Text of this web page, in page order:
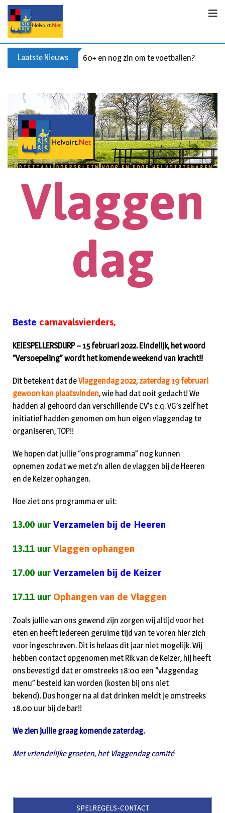
Laatste Nieuws Buxusplanten in brand in Biezenmortel,
Vlaggen
dag
Bestecarnavalsvierders,
KEIESPELLERSDURP – 15 februari 2022. Eindelijk, het woord
“Versoepeling” wordt het komende weekend van kracht!!
Dit betekent dat deVlaggendag 2022, zaterdag 19 februari
gewoon kan plaatsvinden, wie had dat ooit gedacht! We
hadden al gehoord dan verschillende CV’s c.q. VG’s zelf het
initiatief hadden genomen om hun eigen vlaggendag te
organiseren, TOP!!
We hopen dat jullie “ons programma” nog kunnen
opnemen zodat we met z’n allen de vlaggen bij de Heeren
en de Keizer ophangen.
Hoe ziet ons programma er uit:
13.00 uurVerzamelen bij de Heeren
13.11 uurVlaggen ophangen
17.00 uurVerzamelen bij de Keizer
17.11 uurOphangen van de Vlaggen
Zoals jullie van ons gewend zijn zorgen wij altijd voor het
eten en heeft iedereen geruime tijd van te voren hier zich
voor ingeschreven. Dit is helaas dit jaar niet mogelijk. Wij
hebben contact opgenomen met Rik van de Keizer, hij heeft
ons bevestigd dat er omstreeks 18:00 een “vlaggendag
menu” besteld kan worden (kosten bij ons niet
bekend). Dus honger na al dat drinken meldt je omstreeks
18.00 uur bij de bar!!
We zien jullie graag komende zaterdag.
Met vriendelijke groeten, het Vlaggendag comité
SPELREGELS-CONTACT